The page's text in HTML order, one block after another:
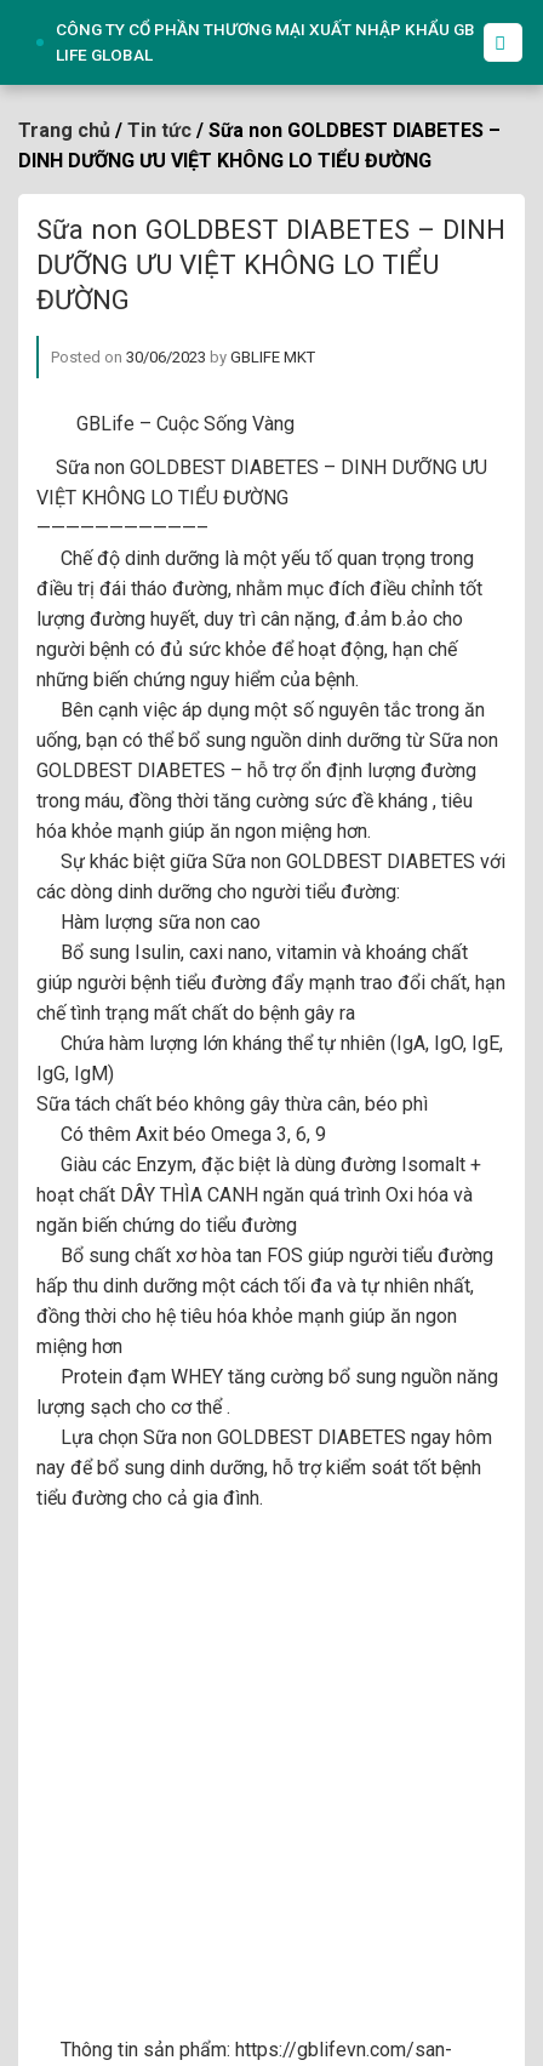
CÔNG TY CỔ PHẦN THƯƠNG MẠI XUẤT NHẬP KHẨU GB
LIFE GLOBAL
Trang chủ / Tin tức / Sữa non GOLDBEST DIABETES –
DINH DƯỠNG ƯU VIỆT KHÔNG LO TIỂU ĐƯỜNG
Sữa non GOLDBEST DIABETES – DINH
DƯỠNG ƯU VIỆT KHÔNG LO TIỂU
ĐƯỜNG
Posted on 30/06/2023 by GBLIFE MKT
GBLife – Cuộc Sống Vàng
Sữa non GOLDBEST DIABETES – DINH DƯỠNG ƯU
VIỆT KHÔNG LO TIỂU ĐƯỜNG
———————————–
Chế độ dinh dưỡng là một yếu tố quan trọng trong
điều trị đái tháo đường, nhằm mục đích điều chỉnh tốt
lượng đường huyết, duy trì cân nặng, đ.ảm b.ảo cho
người bệnh có đủ sức khỏe để hoạt động, hạn chế
những biến chứng nguy hiểm của bệnh.
Bên cạnh việc áp dụng một số nguyên tắc trong ăn
uống, bạn có thể bổ sung nguồn dinh dưỡng từ Sữa non
GOLDBEST DIABETES – hỗ trợ ổn định lượng đường
trong máu, đồng thời tăng cường sức đề kháng , tiêu
hóa khỏe mạnh giúp ăn ngon miệng hơn.
Sự khác biệt giữa Sữa non GOLDBEST DIABETES với
các dòng dinh dưỡng cho người tiểu đường:
Hàm lượng sữa non cao
Bổ sung Isulin, caxi nano, vitamin và khoáng chất
giúp người bệnh tiểu đường đẩy mạnh trao đổi chất, hạn
chế tình trạng mất chất do bệnh gây ra
Chứa hàm lượng lớn kháng thể tự nhiên (IgA, IgO, IgE,
IgG, IgM)
Sữa tách chất béo không gây thừa cân, béo phì
Có thêm Axit béo Omega 3, 6, 9
Giàu các Enzym, đặc biệt là dùng đường Isomalt +
hoạt chất DÂY THÌA CANH ngăn quá trình Oxi hóa và
ngăn biến chứng do tiểu đường
Bổ sung chất xơ hòa tan FOS giúp người tiểu đường
hấp thu dinh dưỡng một cách tối đa và tự nhiên nhất,
đồng thời cho hệ tiêu hóa khỏe mạnh giúp ăn ngon
miệng hơn
Protein đạm WHEY tăng cường bổ sung nguồn năng
lượng sạch cho cơ thể .
Lựa chọn Sữa non GOLDBEST DIABETES ngay hôm
nay để bổ sung dinh dưỡng, hỗ trợ kiểm soát tốt bệnh
tiểu đường cho cả gia đình.
Thông tin sản phẩm: https://gblifevn.com/san-